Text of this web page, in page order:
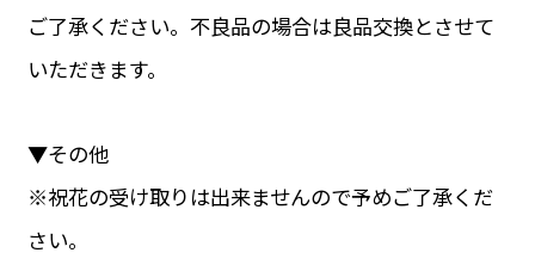
ご了承ください。不良品の場合は良品交換とさせて
いただきます。
▼その他
※祝花の受け取りは出来ませんので予めご了承くだ
さい。